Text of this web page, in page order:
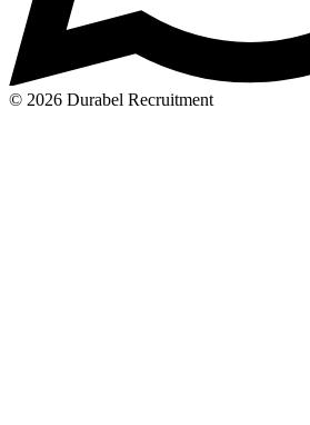
© 2026 Durabel Recruitment